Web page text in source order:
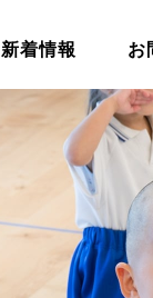
新着情報 お